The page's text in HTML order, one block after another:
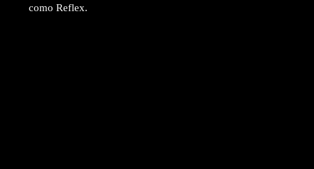
como Reflex.